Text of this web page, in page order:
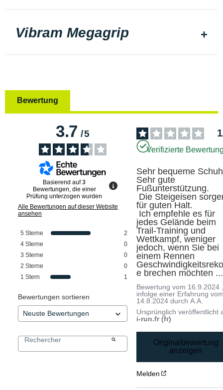
Vibram Megagrip
Bewertung
3.7/5
Basierend auf3
Bewertungen, die einer
Prüfung unterzogen wurden
Alle Bewertungen auf dieser Website
ansehen
5 Sterne
2
4 Sterne
0
3 Sterne
0
2 Sterne
0
1 Stern 1
Bewertungen sortieren
1
Verifizierte
Sehr bequeme
Sehr gute
Fußunterstützung.
für guten Halt.
jedes Gelände beim
Trail-Training und
Wettkampf, weniger
jedoch, wenn Sie bei
einem Rennen
e brechen möchten ...
Bewertung vom 16.9.2024
infolge einer Erfahrung
14.8.2024 durchA.A.
Ursprünglich veröffentlicht
i-run.fr (fr)
Originalbewertung
anzeigen
Melden